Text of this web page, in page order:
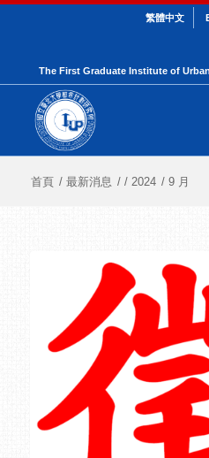
繁體中文
The First Graduate Institute of
首頁 / 最新消息 / / 2024 / 9 月